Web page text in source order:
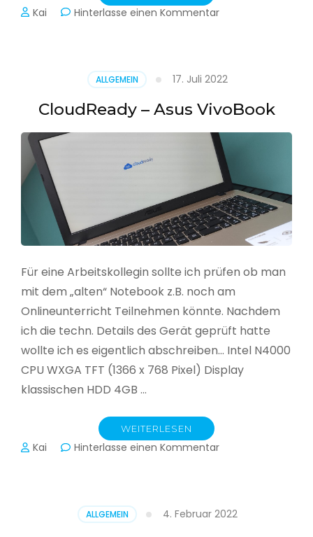
Kai Hinterlasse einen Kommentarzu
Jahressicherung
ALLGEMEIN 17. Juli 2022
CloudReady – Asus VivoBook
Für eine Arbeitskollegin sollte ich prüfen ob man
mit dem „alten“ Notebook z.B. noch am
Onlineunterricht Teilnehmen könnte. Nachdem
ich die techn. Details des Gerät geprüft hatte
wollte ich es eigentlich abschreiben… Intel N4000
CPU WXGA TFT (1366 x 768 Pixel) Display
klassischen HDD 4GB …
WEITERLESEN
Kai Hinterlasse einen Kommentarzu
ALLGEMEIN 4. Februar 2022